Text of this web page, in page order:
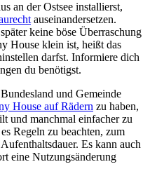
an der Ostsee installierst,
auseinandersetzen.
keine böse Überraschung
House klein ist, heißt das
darfst. Informiere dich
du benötigst.
und Gemeinde
House auf Rädern zu haben,
und manchmal einfacher zu
Regeln zu beachten, zum
Es kann auch
eine Nutzungsänderung